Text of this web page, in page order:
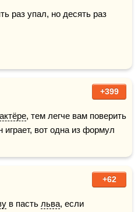
раз упал, но десять раз
+399
актёре, тем легче вам поверить
играет, вот одна из формул
+62
в пасть льва, если